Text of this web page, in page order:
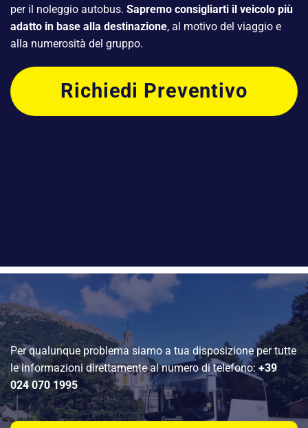
per il noleggio autobus. Sapremo consigliarti il veicolo più
adatto in base alla destinazione, al motivo del viaggio e
alla numerosità del gruppo.
Richiedi Preventivo
Per qualunque problema siamo a tua disposizione per tutte
le informazioni direttamente al numero di telefono: +39
024 070 1995